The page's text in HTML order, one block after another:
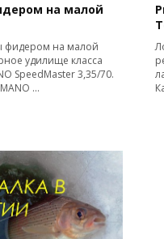
на малой
фидером на малой
удилище класса
SpeedMaster 3,35/70.
...